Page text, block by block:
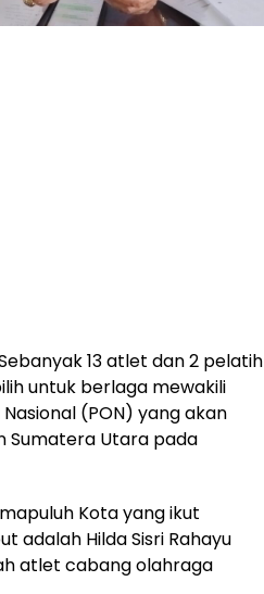
13 atlet dan 2 pelatih
untuk berlaga mewakili
(PON) yang akan
Sumatera Utara pada
Kota yang ikut
adalah Hilda Sisri Rahayu
atlet cabang olahraga